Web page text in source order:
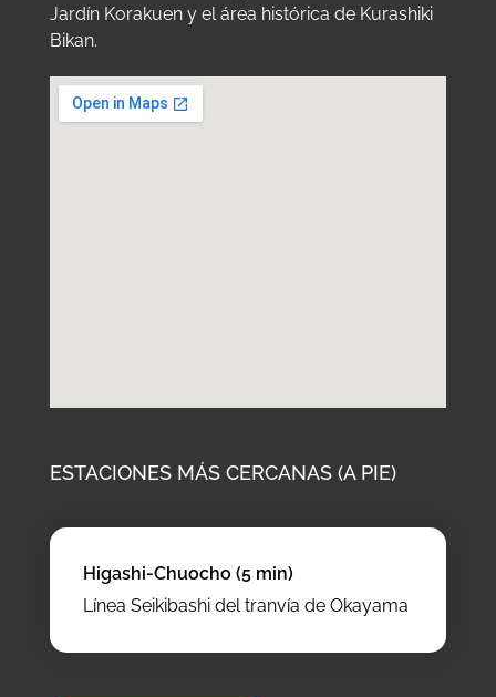
Jardín Korakuen y el área histórica de Kurashiki
Bikan.
ESTACIONES MÁS CERCANAS (A PIE)
Higashi-Chuocho (5 min)
Línea Seikibashi del tranvía de Okayama